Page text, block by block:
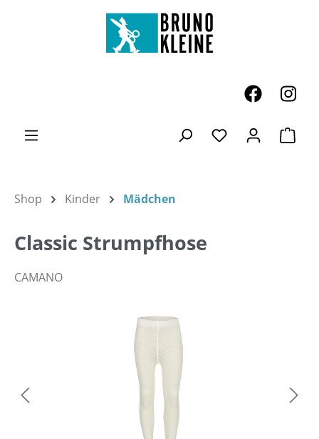
Zum Hauptinhalt springen
Du hast 0
Shop Kinder Mädchen
Classic Strumpfhose
CAMANO
Bildergalerie überspringen